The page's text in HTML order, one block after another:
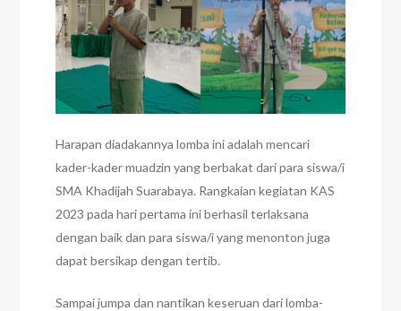
Harapan diadakannya lomba ini adalah mencari
kader-kader muadzin yang berbakat dari para siswa/i
SMA Khadijah Suarabaya. Rangkaian kegiatan KAS
2023 pada hari pertama ini berhasil terlaksana
dengan baik dan para siswa/i yang menonton juga
dapat bersikap dengan tertib.
Sampai jumpa dan nantikan keseruan dari lomba-